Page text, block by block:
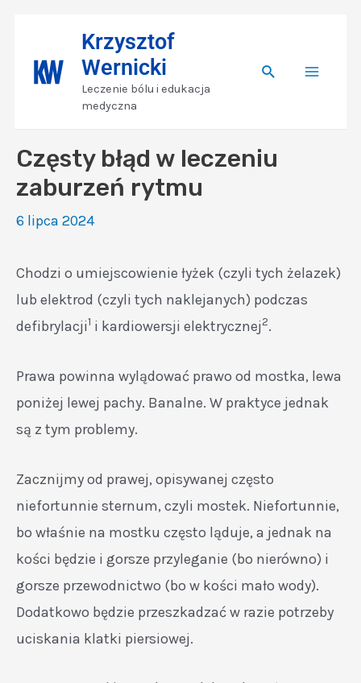
content
Krzysztof
Wernicki
Leczenie bólu i edukacja
medyczna
SearchMenu
Częsty błąd w leczeniu
zaburzeń rytmu
6 lipca 2024
Chodzi o umiejscowienie łyżek (czyli tych żelazek)
lub elektrod (czyli tych naklejanych) podczas
defibrylacji1 i kardiowersji elektrycznej 2.
Prawa powinna wylądować prawo od mostka, lewa
poniżej lewej pachy. Banalne. W praktyce jednak
są z tym problemy.
Zacznijmy od prawej, opisywanej często
niefortunnie sternum, czyli mostek. Niefortunnie,
bo właśnie na mostku często ląduje, a jednak na
kości będzie i gorsze przyleganie (bo nierówno) i
gorsze przewodnictwo (bo w kości mało wody).
Dodatkowo będzie przeszkadzać w razie potrzeby
uciskania klatki piersiowej.